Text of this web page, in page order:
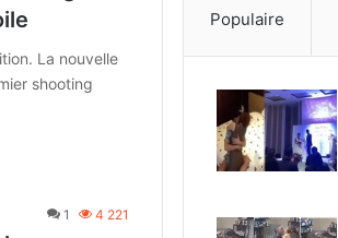
La nouvelle
shooting
1 4 221
Populaire